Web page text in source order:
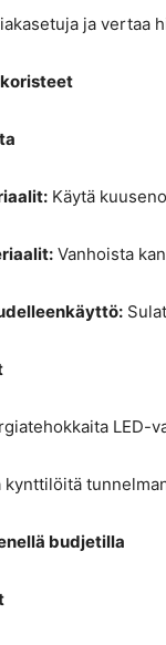
ja vertaa
Käytä
Vanhoista
LED-
kynttilöitä
budjetilla